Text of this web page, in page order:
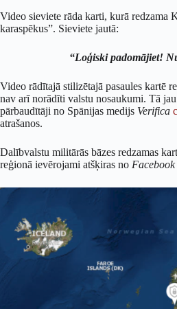
Video sieviete rāda karti, kurā redzama
karaspēkus”. Sieviete jautā:
“Loģiski padomājiet!
Video rādītajā stilizētajā pasaules kartē
nav arī norādīti valstu nosaukumi. Tā
pārbaudītāji no Spānijas medijs Verifica
atrašanos.
Dalībvalstu militārās bāzes redzamas
reģionā ievērojami atšķiras no Facebook